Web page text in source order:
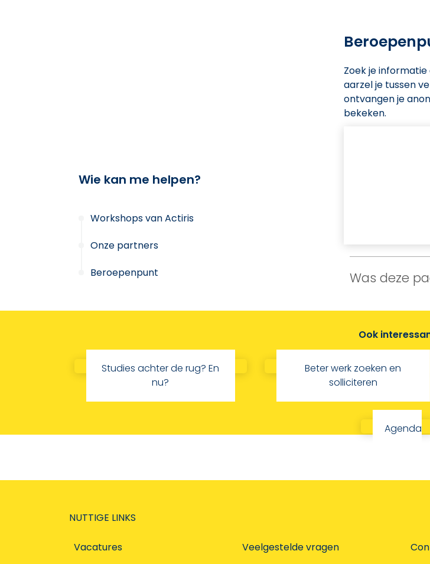
Wie kan me helpen?
Workshops van Actiris
Onze partners
Beroepenpunt
Zoek je
aarzel je tussen
ontvangen je
bekeken.
Was deze
Ook
Studies achter de rug? En
nu?
Beter werk zoeken en
solliciteren
Agenda
NUTTIGE LINKS
Vacatures
Veelgestelde vragen